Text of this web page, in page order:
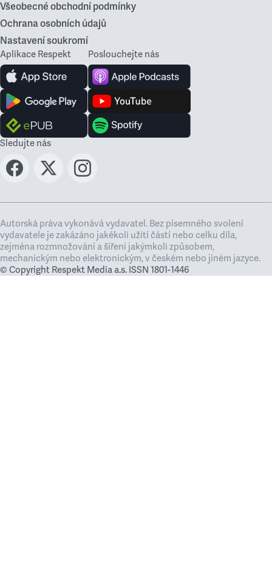
Všeobecné obchodní podmínky
Ochrana osobních údajů
Nastavení soukromí
Aplikace Respekt Poslouchejte nás
Sledujte nás
Autorská práva vykonává vydavatel. Bez písemného svolení
vydavatele je zakázáno jakékoli užití částí nebo celku díla,
zejména rozmnožování a šíření jakýmkoli způsobem,
mechanickým nebo elektronickým, v českém nebo jiném jazyce.
© Copyright Respekt Media a.s. ISSN 1801-1446